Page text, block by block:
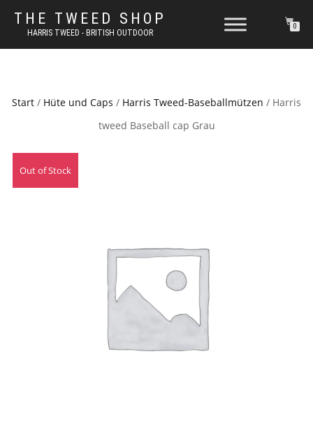
THE TWEED SHOP
HARRIS TWEED - BRITISH OUTDOOR
0
Start / Hüte und Caps / Harris Tweed-Baseballmützen / Harris
tweed Baseball cap Grau
Out of Stock